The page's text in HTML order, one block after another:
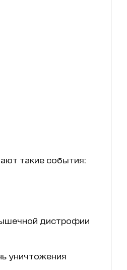
такие события:
дистрофии
уничтожения